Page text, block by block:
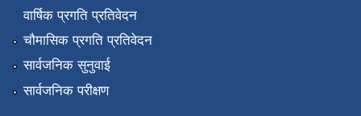
वार्षिक प्रगति प्रतिवेदन
चौमासिक प्रगति प्रतिवेदन
सार्वजनिक सुनुवाई
सार्वजनिक परीक्षण